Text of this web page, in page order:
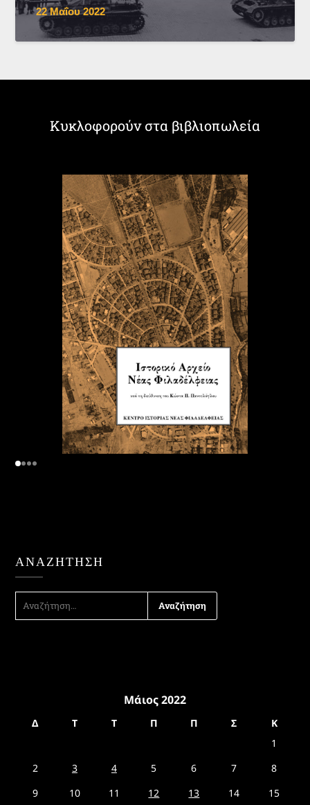
22 Μαΐου 2022
Κυκλοφορούν στα βιβλιοπωλεία
ΑΝΑΖΉΤΗΣΗ
ΑΝΑΖΉΤΗΣΗ
ΓΙΑ:
Μάιος 2022
Δ Τ Τ Π Π Σ
Κ
1
2
3 4 5 6 7
8
9
10 11 12 13 14
15